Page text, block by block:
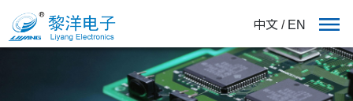
中文 / EN